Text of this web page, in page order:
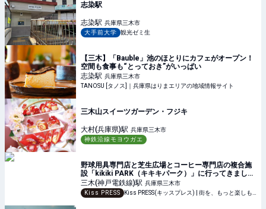
志染駅
志染駅 兵庫県三木市
大手前大学
観光ゼミ生
【三木】「Bauble」池のほとりにカフェがオープン！
空間も食事も“とっておき”がいっぱい
志染駅 兵庫県三木市
TANOSU [タノス]｜兵庫県はりまエリアの地域情報サイト
三木山スイーツガーデン・フジキ
大村(兵庫県)駅 兵庫県三木市
神鉄沿線モヨウガエ
野球用具専門店と芝生広場とコーヒー専門店の複合施
設「kikiki PARK（キキキパーク）」に行ってきまし
た 三木市
三木(神戸電鉄線)駅 兵庫県三木市
Kiss PRESS